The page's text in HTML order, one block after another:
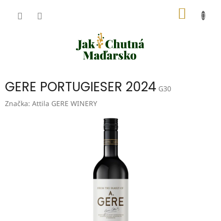
GERE PORTUGIESER 2024 G30
Značka: Attila GERE WINERY